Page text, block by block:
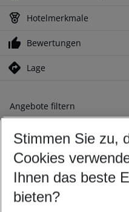
Hotelmerkmale
Bewertungen
Lage
Angebote filtern
Ändern Sie Ihre Kriterien
Abflughafen wählen
Beliebiger Abflughafen
Reisezeitraum wählen
11.08.26– 09.08.27
Stimmen Sie zu,
Cookies
Ihnen das beste
bieten?